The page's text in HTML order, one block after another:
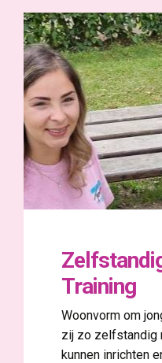
Training
Woonvorm om
zij zo zelfstandig
kunnen inrichten